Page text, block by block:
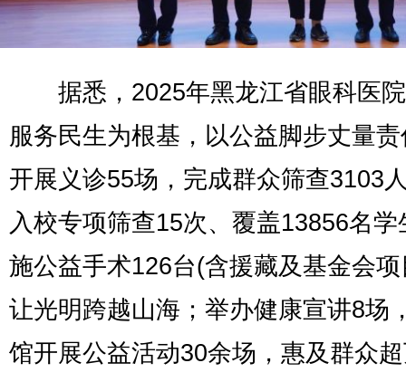
据悉，2025年黑龙江省眼科医
服务民生为根基，以公益脚步丈量
开展义诊55场，完成群众筛查3103
入校专项筛查15次、覆盖13856名学
施公益手术126台(含援藏及基金会
让光明跨越山海；举办健康宣讲8场
馆开展公益活动30余场，惠及群众